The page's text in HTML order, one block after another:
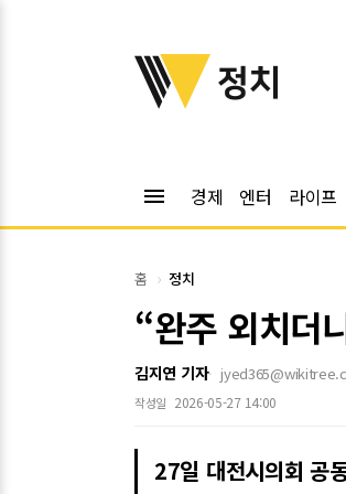
위키트리
정치
menu 경제 엔터 라이프
홈 정치
“완주 외치더
김지연 기자
작성일 2026-05-27 14:00
27일 대전시의회 공